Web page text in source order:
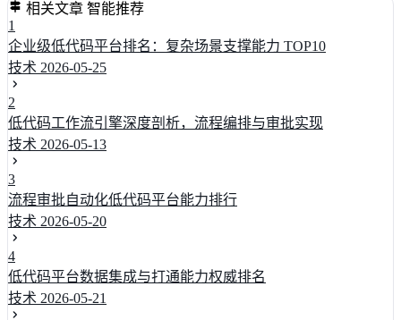
相关文章 智能推荐
1
企业级低代码平台排名：复杂场景支撑能力 TOP10
技术 2026-05-25
2
低代码工作流引擎深度剖析，流程编排与审批实现
技术 2026-05-13
3
流程审批自动化低代码平台能力排行
技术 2026-05-20
4
低代码平台数据集成与打通能力权威排名
技术 2026-05-21